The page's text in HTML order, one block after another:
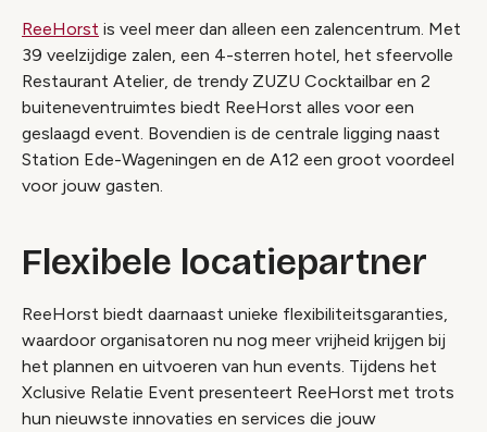
ReeHorst is veel meer dan alleen een zalencentrum. Met
39 veelzijdige zalen, een 4-sterren hotel, het sfeervolle
Restaurant Atelier, de trendy ZUZU Cocktailbar en 2
buiteneventruimtes biedt ReeHorst alles voor een
geslaagd event. Bovendien is de centrale ligging naast
Station Ede-Wageningen en de A12 een groot voordeel
voor jouw gasten.
Flexibele locatiepartner
ReeHorst biedt daarnaast unieke flexibiliteitsgaranties,
waardoor organisatoren nu nog meer vrijheid krijgen bij
het plannen en uitvoeren van hun events. Tijdens het
Xclusive Relatie Event presenteert ReeHorst met trots
hun nieuwste innovaties en services die jouw